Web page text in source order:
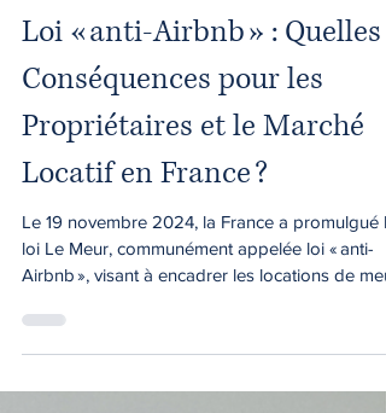
Maître Afula
Loi « anti-Airbnb » : Quelles
Conséquences pour les
Locatif en France ?
loi Le Meur, communément appelée loi « anti-